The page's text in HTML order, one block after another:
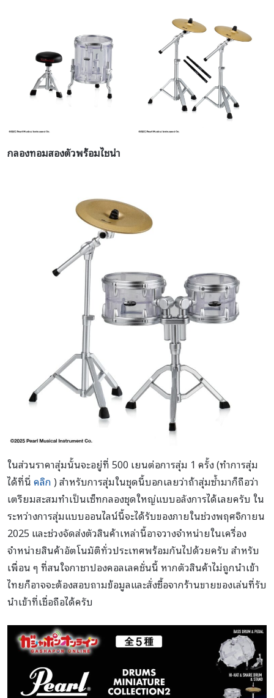
กลองทอมสองตัวพร้อมไชน่า
ในส่วนราคาสุ่มนั้นจะอยู่ที่ 500 เยนต่อการสุ่ม 1 ครั้ง (ทำการสุ่ม
ได้ที่นี่คลิก) สำหรับการสุ่มในชุดนี้บอกเลยว่าถ้าสุ่มซ้ำมาก็ถือว่า
เตรียมสะสมทำเป็นเซ็ทกลองชุดใหญ่แบบอลังการได้เลยครับ ใน
ระหว่างการสุ่มแบบออนไลน์นี้จะได้รับของภายในช่วงพฤศจิกายน
2025 และช่วงจัดส่งตัวสินค้าเหล่านี้อาจวางจำหน่ายในเครื่อง
จำหน่ายสินค้าอัตโนมัติทั่วประเทศพร้อมกันไปด้วยครับ สำหรับ
เพื่อน ๆ ที่สนใจกาชาปองคอลเลคชั่นนี้ หากตัวสินค้าไม่ถูกนำเข้า
ไทยก็อาจจะต้องสอบถามข้อมูลและสั่งซื้อจากร้านขายของเล่นที่รับ
นำเข้าที่เชื่อถือได้ครับ